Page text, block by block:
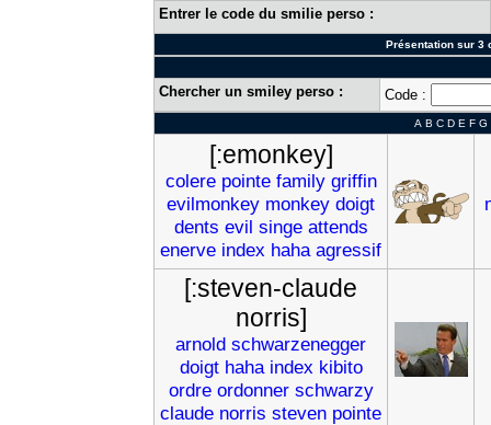
Entrer le code du smilie perso :
Présentation sur 3
Chercher un smiley perso : Code :
A B C D E F G
[:emonkey]
colere pointe family griffin
evilmonkey monkey doigt
dents evil singe attends
enerve index haha agressif
[:steven-claude
norris]
arnold schwarzenegger
doigt haha index kibito
ordre ordonner schwarzy
claude norris steven pointe